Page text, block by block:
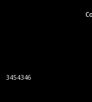
3454346